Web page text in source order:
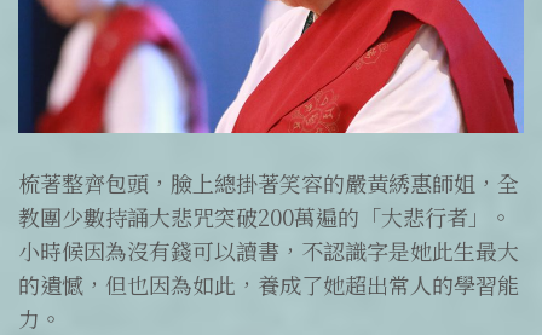
梳著整齊包頭，臉上總掛著笑容的嚴黃綉惠師姐，全
教團少數持誦大悲咒突破200萬遍的「大悲行者」。
小時候因為沒有錢可以讀書，不認識字是她此生最大
的遺憾，但也因為如此，養成了她超出常人的學習能
力。